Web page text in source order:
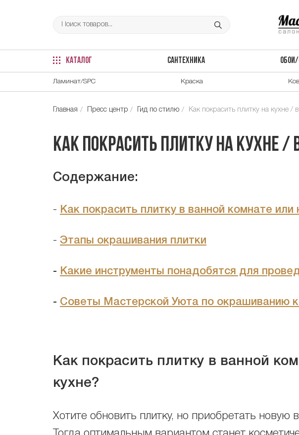
КАТАЛОГ САНТЕХНИКА
Ламинат/SPC Краска
Главная Пресс центр Гид по стилю Как покрасить плитку на кухне /
Как покрасить плитку на кухне /
Содержание:
- Как покрасить плитку в ванной комнате или
- Этапы окрашивания плитки
- Какие инструменты понадобятся для
- Советы Мастерской Уюта по окрашиванию
Как покрасить плитку в ванной
кухне?
Хотите обновить плитку, но приобретать новую